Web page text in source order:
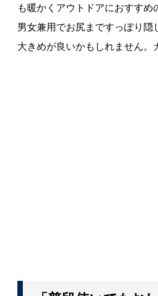
も暖かくアウトドアにおすすめ
男女兼用でお尻まですっぽり
大きめが良いかもしれません。